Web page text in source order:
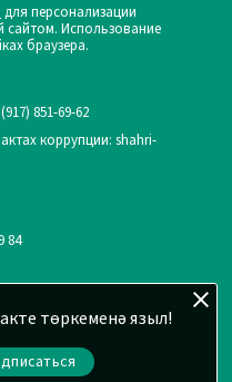
төркеменә языл!
для персонализации
сайтом. Использование
браузера.
851-69-62
коррупции: shahri-
84